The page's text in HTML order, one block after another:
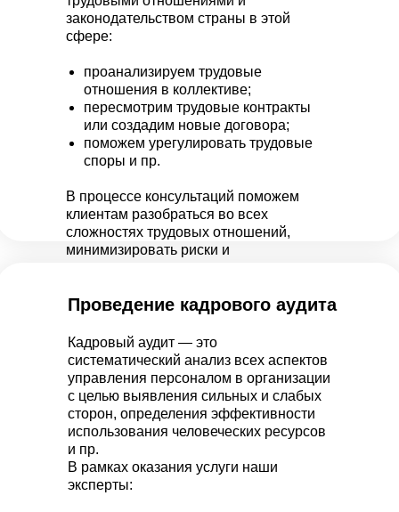
законодательством страны в этой
сфере:
проанализируем трудовые
отношения в коллективе;
пересмотрим трудовые контракты
или создадим новые договора;
поможем урегулировать трудовые
споры и пр.
В процессе консультаций поможем
клиентам разобраться во всех
сложностях трудовых отношений,
минимизировать риски и
Кадровый аудит — это
систематический анализ всех аспектов
управления персоналом в организации
с целью выявления сильных и слабых
сторон, определения эффективности
использования человеческих ресурсов
и пр.
В рамках оказания услуги наши
эксперты:
Проведение кадрового аудита